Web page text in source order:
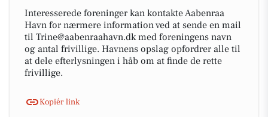
Interesserede foreninger kan kontakte Aabenraa
Havn for nærmere information ved at sende en mail
til Trine@aabenraahavn.dk med foreningens navn
og antal frivillige. Havnens opslag opfordrer alle til
at dele efterlysningen i håb om at finde de rette
frivillige.
Kopiér link